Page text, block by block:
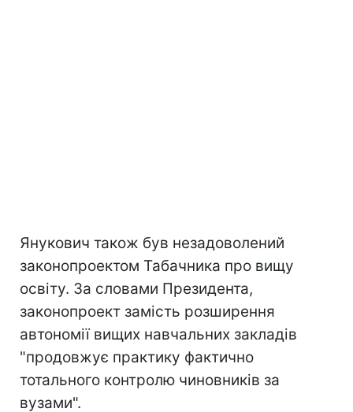
Янукович також був незадоволений
законопроектом Табачника про вищу
освіту. За словами Президента,
законопроект замість розширення
автономії вищих навчальних закладів
"продовжує практику фактично
тотального контролю чиновників за
вузами".